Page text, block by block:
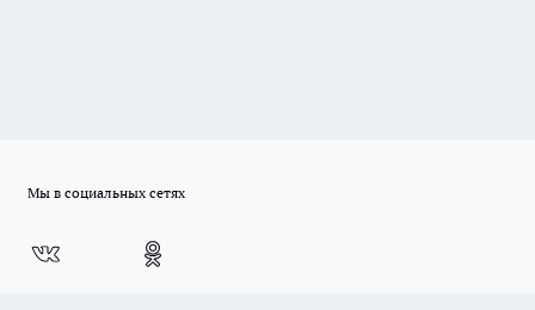
Мы в социальных сетях